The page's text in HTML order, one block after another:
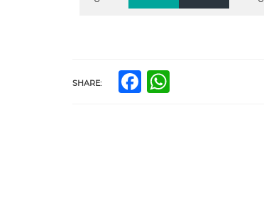
SHARE: Facebook